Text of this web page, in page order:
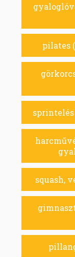
pilates
sprintelés
squash,